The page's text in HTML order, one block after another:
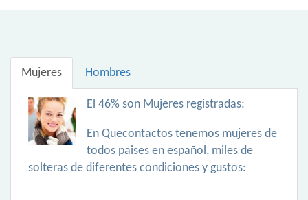
Mujeres Hombres
El 46% son Mujeres registradas:
En Quecontactos tenemos mujeres de
todos paises en español, miles de
solteras de diferentes condiciones y gustos: